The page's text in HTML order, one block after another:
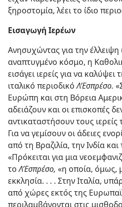
ξηροστομία, λέει το ίδιο
Εισαγωγή Ιερέων
Ανησυχώντας για την έλλειψη
αναπτυγμένο κόσμο, η
εισάγει ιερείς για να
ιταλικό περιοδικόΛ’Εσπρέσο.
Ευρώπη και στη Βόρεια
αδειάζουν και οι επισκοπές
αντικαταστήσουν τους ιερείς
Για να γεμίσουν οι άδειες
από τη Βραζιλία, την Ινδία και
«Πρόκειται για μια
τοΛ’Εσπρέσο, «η οποία, όμως,
εκκλησία. . . . Στην Ιταλία,
από χώρες εκτός της
περιλαμβάνονται στις